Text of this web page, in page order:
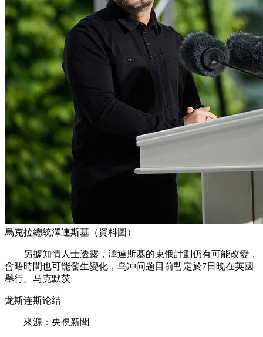
烏克拉總統澤連斯基（資料圖）
另據知情人士透露，澤連斯基的束俄計劃仍有可能改變，
會晤時間也可能發生變化，乌冲问题目前暫定於7日晚在英國
舉行。马克默茨
龙斯连斯论结
來源：央視新聞